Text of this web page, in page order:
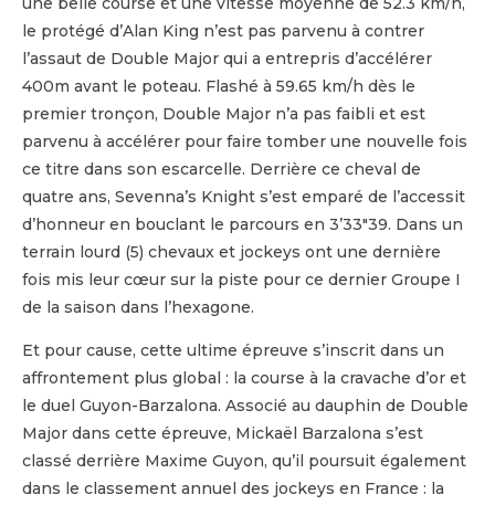
le protégé d’Alan King n’est pas parvenu à contrer
l’assaut de Double Major qui a entrepris d’accélérer
400m avant le poteau. Flashé à 59.65 km/h dès le
premier tronçon, Double Major n’a pas faibli et est
parvenu à accélérer pour faire tomber une nouvelle fois
ce titre dans son escarcelle. Derrière ce cheval de
quatre ans, Sevenna’s Knight s’est emparé de l’accessit
d’honneur en bouclant le parcours en 3’33″39. Dans un
terrain lourd (5) chevaux et jockeys ont une dernière
fois mis leur cœur sur la piste pour ce dernier Groupe I
de la saison dans l’hexagone.
Et pour cause, cette ultime épreuve s’inscrit dans un
affrontement plus global : la course à la cravache d’or et
le duel Guyon-Barzalona. Associé au dauphin de Double
Major dans cette épreuve, Mickaël Barzalona s’est
classé derrière Maxime Guyon, qu’il poursuit également
dans le classement annuel des jockeys en France : la